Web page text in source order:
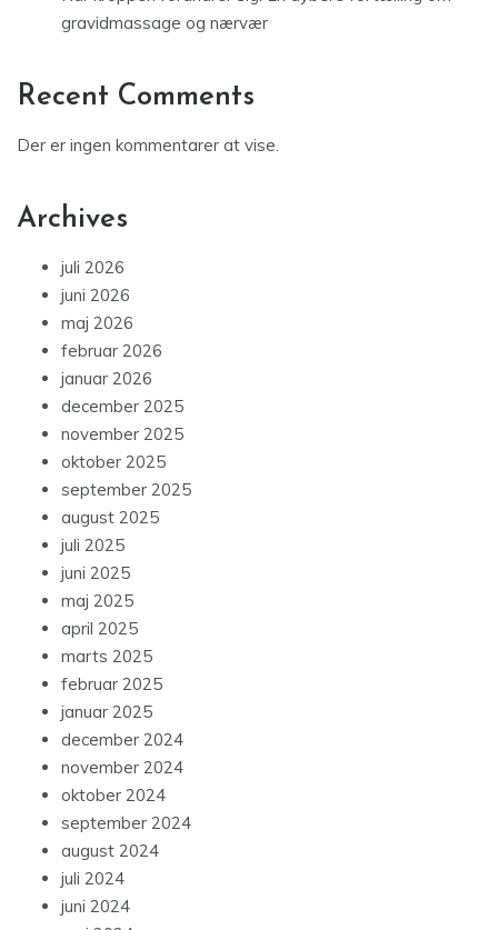
gravidmassage og nærvær
Recent Comments
Der er ingen kommentarer at vise.
Archives
juli 2026
juni 2026
maj 2026
februar 2026
januar 2026
december 2025
november 2025
oktober 2025
september 2025
august 2025
juli 2025
juni 2025
maj 2025
april 2025
marts 2025
februar 2025
januar 2025
december 2024
november 2024
oktober 2024
september 2024
august 2024
juli 2024
juni 2024